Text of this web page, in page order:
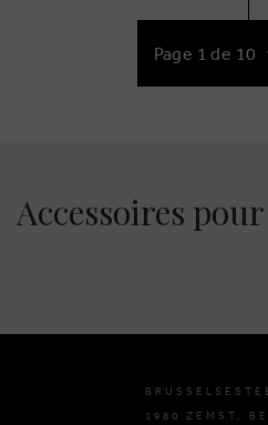
AU
Accessoires
1980 ZEMST,